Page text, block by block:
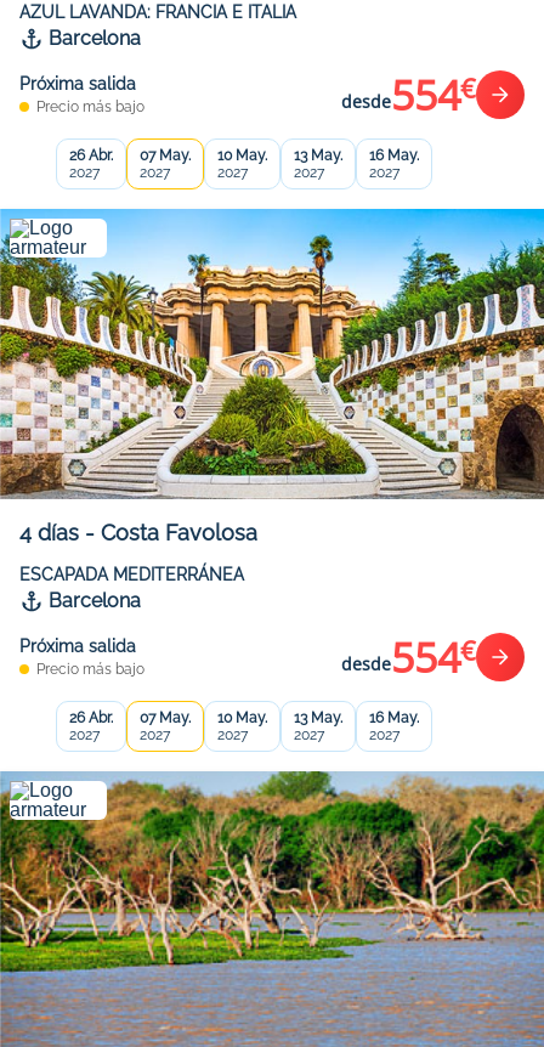
AZUL LAVANDA: FRANCIA E ITALIA
Barcelona
Próxima salida
Precio más bajo desde554€
26 Abr.
2027
07 May.
2027
10 May.
2027
13 May.
2027
16 May.
2027
4 días - Costa Favolosa
ESCAPADA MEDITERRÁNEA
Barcelona
Próxima salida
Precio más bajo desde554€
26 Abr.
2027
07 May.
2027
10 May.
2027
13 May.
2027
16 May.
2027